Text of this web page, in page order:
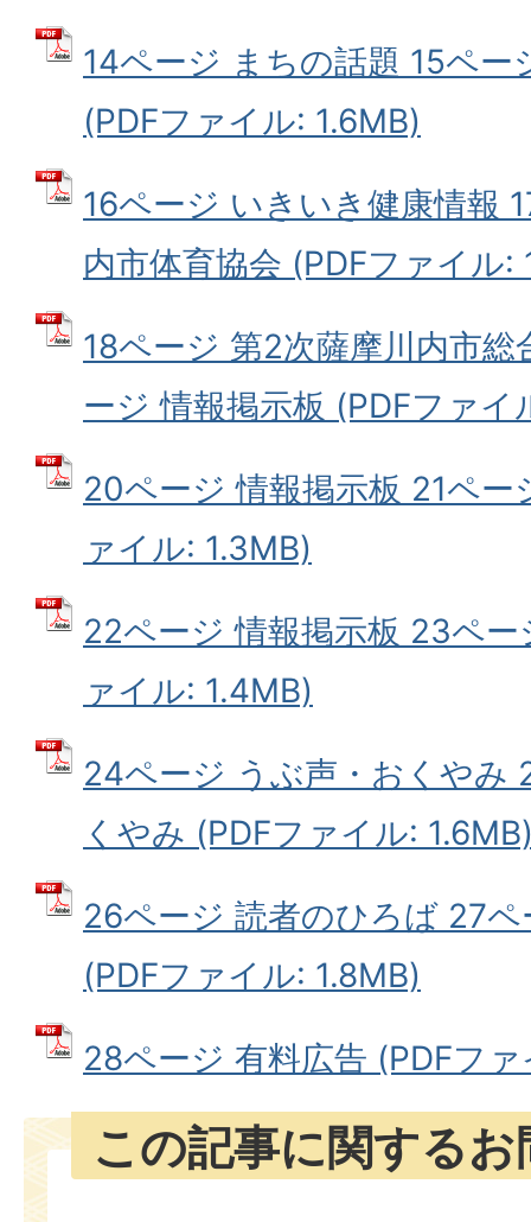
14ページ まちの話題 15ペー
(PDFファイル: 1.6MB)
16ページ いきいき健康情報
内市体育協会 (PDFファイル:
18ページ 第2次薩摩川内市
ージ 情報掲示板 (PDFファイ
20ページ 情報掲示板 21ペー
ァイル: 1.3MB)
22ページ 情報掲示板 23ペー
ァイル: 1.4MB)
24ページ うぶ声・おくやみ
くやみ (PDFファイル:
26ページ 読者のひろば 27
(PDFファイル: 1.8MB)
28ページ 有料広告 (PDFフ
この記事に関する